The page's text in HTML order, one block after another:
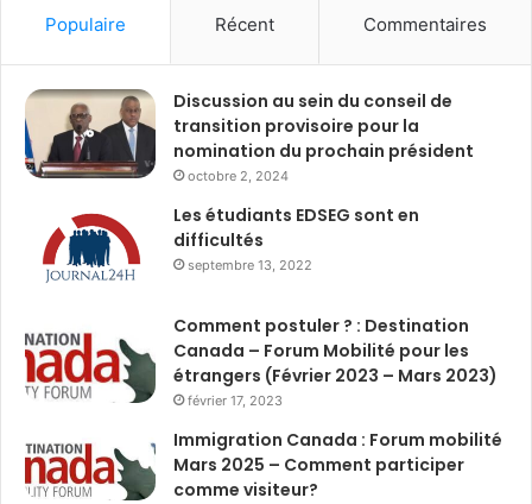
Populaire Récent Commentaires
Discussion au sein du conseil de
transition provisoire pour la
nomination du prochain président
octobre 2, 2024
Les étudiants EDSEG sont en
difficultés
septembre 13, 2022
Comment postuler ? : Destination
Canada – Forum Mobilité pour les
étrangers (Février 2023 – Mars 2023)
février 17, 2023
Immigration Canada : Forum mobilité
Mars 2025 – Comment participer
comme visiteur?